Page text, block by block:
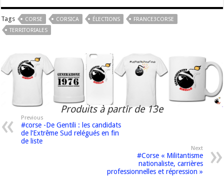
Tags CORSE CORSICA ÉLECTIONS
FRANCE3CORSE
TERRITORIALES
Produits à partir de 13e
Previous
#corse -De Gentili : les candidats
de l’Extrême Sud relégués en fin
de liste
Next
#Corse « Militantisme
nationaliste, carrières
professionnelles et répression »